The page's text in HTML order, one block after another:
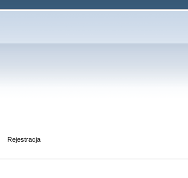
Rejestracja